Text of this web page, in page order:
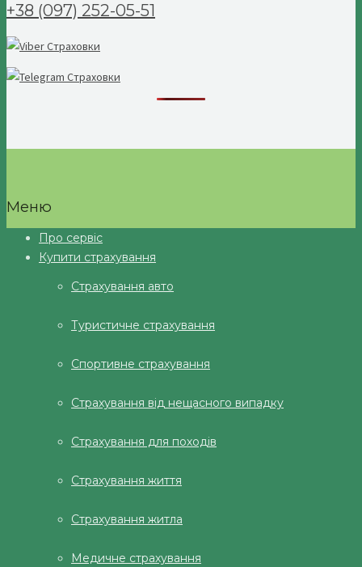
+38 (097) 252-05-51
Меню
Про сервіс
Купити страхування
Страхування авто
Туристичне страхування
Спортивне страхування
Страхування від нещасного випадку
Страхування для походів
Страхування життя
Страхування житла
Медичне страхування